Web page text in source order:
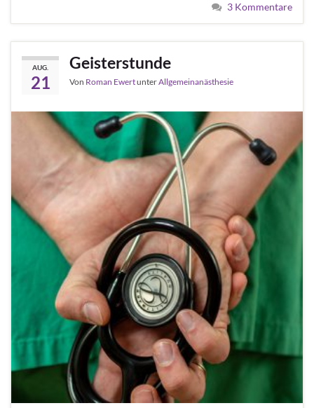
3 Kommentare
AUG.
21
Geisterstunde
Von Roman EwertunterAllgemeinanästhesie